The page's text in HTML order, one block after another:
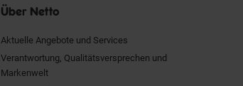
Über Netto
Aktuelle Angebote und Services
Verantwortung, Qualitätsversprechen und
Markenwelt